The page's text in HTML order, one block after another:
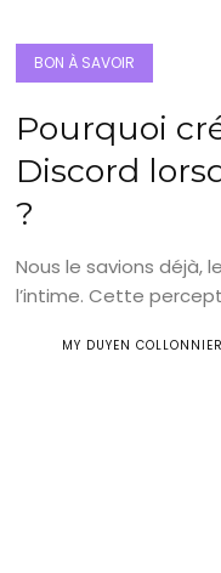
BON À SAVOIR
Pourquoi
Discord
?
Nous le savions déjà,
l’intime. Cette
MY DUYEN COLLONNIER